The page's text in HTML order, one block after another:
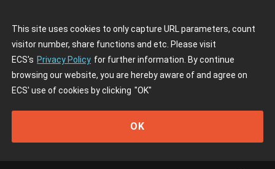
This site uses cookies to only capture URL parameters, count
visitor number, share functions and etc. Please visit
ECS's Privacy Policy for further information. By continue
browsing our website, you are hereby aware of and agree on
ECS' use of cookies by clicking "OK"
OK